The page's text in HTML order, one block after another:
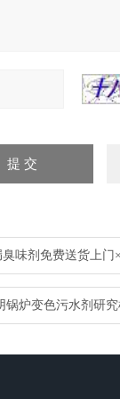
味剂免费送货上门
锅炉变色污水剂研究